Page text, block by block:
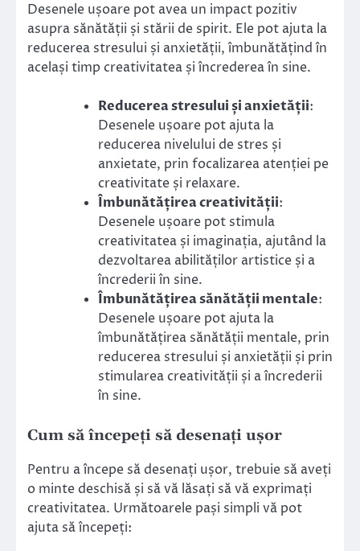
Desenele ușoare pot avea un impact pozitiv
asupra sănătății și stării de spirit. Ele pot ajuta la
reducerea stresului și anxietății, îmbunătățind în
același timp creativitatea și încrederea în sine.
Reducerea stresului și anxietății:
Desenele ușoare pot ajuta la
reducerea nivelului de stres și
anxietate, prin focalizarea atenției pe
creativitate și relaxare.
Îmbunătățirea creativității:
Desenele ușoare pot stimula
creativitatea și imaginația, ajutând la
dezvoltarea abilităților artistice și a
încrederii în sine.
Îmbunătățirea sănătății mentale:
Desenele ușoare pot ajuta la
îmbunătățirea sănătății mentale, prin
reducerea stresului și anxietății și prin
stimularea creativității și a încrederii
în sine.
Cum să începeți să desenați ușor
Pentru a începe să desenați ușor, trebuie să aveți
o minte deschisă și să vă lăsați să vă exprimați
creativitatea. Următoarele pași simpli vă pot
ajuta să începeți: